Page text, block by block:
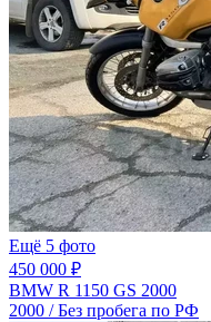
Ещё 5 фото
450 000 ₽
BMW R 1150 GS 2000
2000 / Без пробега по РФ